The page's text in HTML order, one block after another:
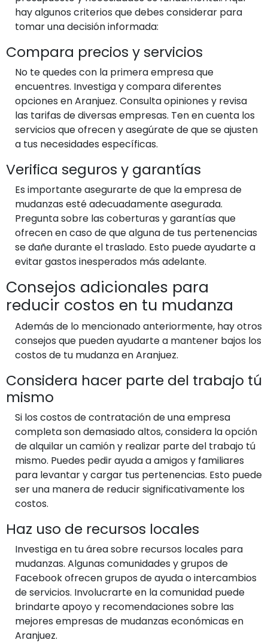
hay algunos criterios que debes considerar para
tomar una decisión informada:
Compara precios y servicios
No te quedes con la primera empresa que
encuentres. Investiga y compara diferentes
opciones en Aranjuez. Consulta opiniones y revisa
las tarifas de diversas empresas. Ten en cuenta los
servicios que ofrecen y asegúrate de que se ajusten
a tus necesidades específicas.
Verifica seguros y garantías
Es importante asegurarte de que la empresa de
mudanzas esté adecuadamente asegurada.
Pregunta sobre las coberturas y garantías que
ofrecen en caso de que alguna de tus pertenencias
se dañe durante el traslado. Esto puede ayudarte a
evitar gastos inesperados más adelante.
Consejos adicionales para
reducir costos en tu mudanza
Además de lo mencionado anteriormente, hay otros
consejos que pueden ayudarte a mantener bajos los
costos de tu mudanza en Aranjuez.
Considera hacer parte del trabajo tú
mismo
Si los costos de contratación de una empresa
completa son demasiado altos, considera la opción
de alquilar un camión y realizar parte del trabajo tú
mismo. Puedes pedir ayuda a amigos y familiares
para levantar y cargar tus pertenencias. Esto puede
ser una manera de reducir significativamente los
costos.
Haz uso de recursos locales
Investiga en tu área sobre recursos locales para
mudanzas. Algunas comunidades y grupos de
Facebook ofrecen grupos de ayuda o intercambios
de servicios. Involucrarte en la comunidad puede
brindarte apoyo y recomendaciones sobre las
mejores empresas de mudanzas económicas en
Aranjuez.